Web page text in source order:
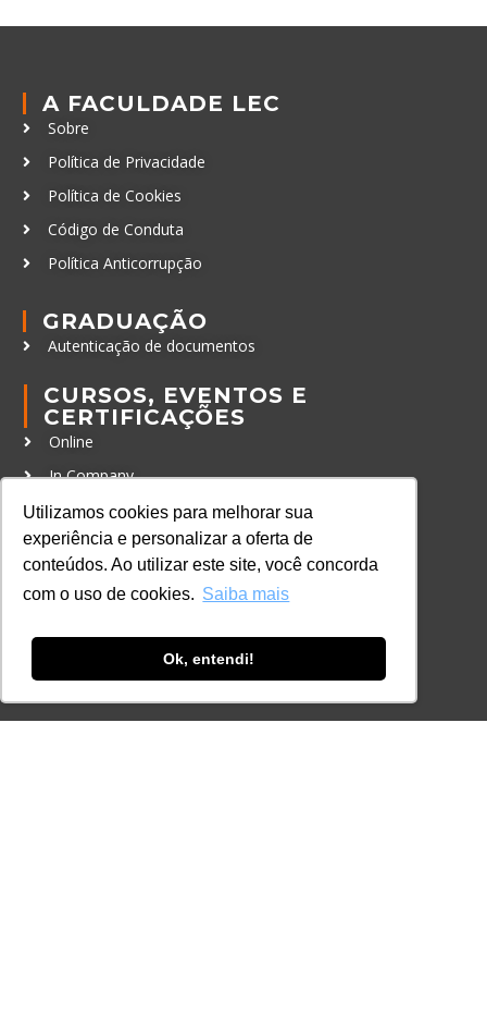
Utilizamos cookies para melhorar sua
experiência e personalizar a oferta de
conteúdos. Ao utilizar este site, você concorda
com o uso de cookies. Saiba mais
Ok, entendi!
A FACULDADE LEC
Sobre
Política de Privacidade
Política de Cookies
Código de Conduta
Política Anticorrupção
GRADUAÇÃO
Autenticação de documentos
CURSOS, EVENTOS E
CERTIFICAÇÕES
Online
In Company
Eventos
Certificações
CONTATO
+55 11 98924-8322
contato@lec.com.br